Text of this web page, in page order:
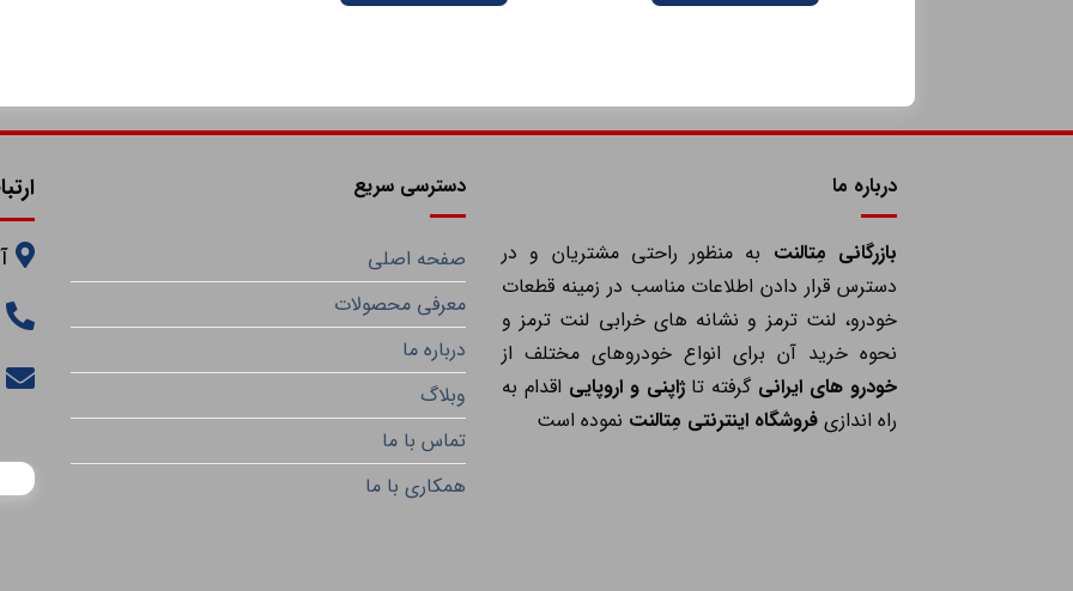
درباره ما
بازرگانی مِتالنت به منظور راحتی مشتریان و در
دسترس قرار دادن اطلاعات مناسب در زمینه قطعات
خودرو، لنت ترمز و نشانه های خرابی لنت ترمز و
نحوه خرید آن برای انواع خودروهای مختلف از
خودرو های ایرانی گرفته تاژاپنی و اروپایی اقدام به
راه اندازی فروشگاه اینترنتی مِتالنت نموده است
دسترسی سریع
صفحه اصلی
معرفی محصولات
درباره ما
وبلاگ
تماس با ما
همکاری با ما